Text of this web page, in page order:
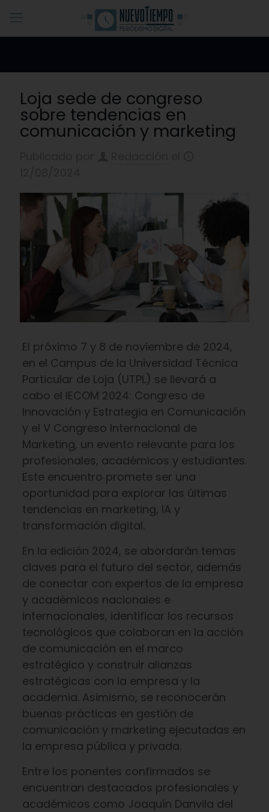
Loja sede de congreso
sobre tendencias en
comunicación y marketing
El próximo 7 y 8 de noviembre de 2024,
en el Campus de la Universidad Técnica
Particular de Loja (UTPL) se llevará a
cabo el IECOM 2024: Congreso de
Innovación y Estrategia en Comunicación
y el V Congreso Internacional de
Marketing, un evento relevante para los
profesionales, académicos y estudiantes.
Este encuentro promete ser una
oportunidad para explorar las últimas
tendencias en marketing, IA y
transformación digital.
En la edición 2024, se abordarán temas
claves para el futuro del sector, además
de conectar con expertos de la empresa
y académicos nacionales e
internacionales, identificar los recursos
tecnológicos que colaboran en la acción
de comunicación en el marco
estratégico y construir alianzas
estratégicas con la empresa y la
academia. Asimismo, se reconocerán
buenas prácticas en gestión de
comunicación y marketing ejecutadas en
la empresa pública y privada.
Entre los ponentes confirmados se
encuentran destacados profesionales y
académicos como Joaquín Danvila del